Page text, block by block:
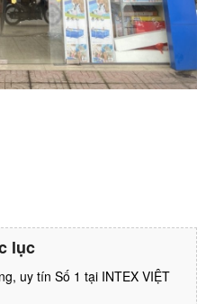
lục
uy tín Số 1 tại INTEX VIỆT